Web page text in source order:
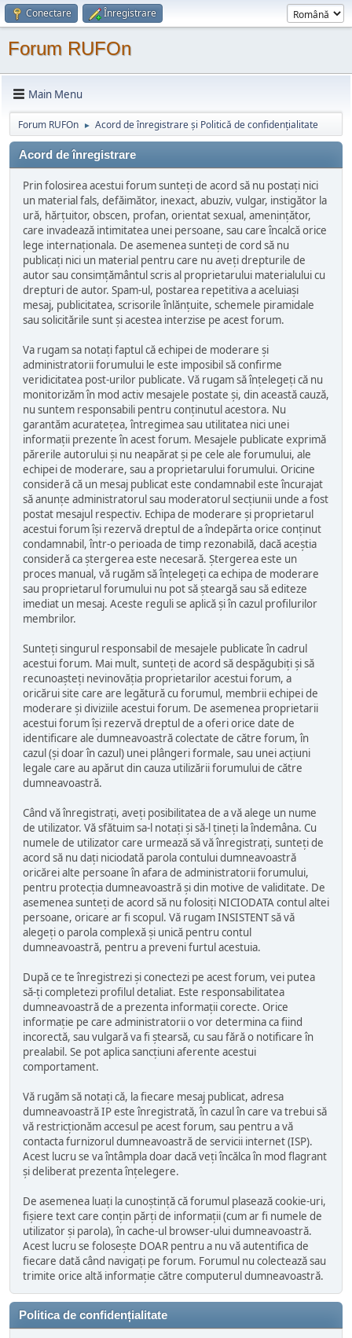
Conectare Înregistrare
Forum RUFOn
Main Menu
Forum RUFOn ► Acord de înregistrare și Politică de confidențialitate
Acord de înregistrare
Prin folosirea acestui forum sunteți de acord să nu postați nici
un material fals, defăimător, inexact, abuziv, vulgar, instigător la
ură, hărțuitor, obscen, profan, orientat sexual, amenințător,
care invadează intimitatea unei persoane, sau care încalcă orice
lege internaționala. De asemenea sunteți de cord să nu
publicați nici un material pentru care nu aveți drepturile de
autor sau consimțământul scris al proprietarului materialului cu
drepturi de autor. Spam-ul, postarea repetitiva a aceluiași
mesaj, publicitatea, scrisorile înlănțuite, schemele piramidale
sau solicitările sunt și acestea interzise pe acest forum.
Va rugam sa notați faptul că echipei de moderare și
administratorii forumului le este imposibil să confirme
veridicitatea post-urilor publicate. Vă rugam să înțelegeți că nu
monitorizăm în mod activ mesajele postate și, din această cauză,
nu suntem responsabili pentru conținutul acestora. Nu
garantăm acuratețea, întregimea sau utilitatea nici unei
informații prezente în acest forum. Mesajele publicate exprimă
părerile autorului și nu neapărat și pe cele ale forumului, ale
echipei de moderare, sau a proprietarului forumului. Oricine
consideră că un mesaj publicat este condamnabil este încurajat
să anunțe administratorul sau moderatorul secțiunii unde a fost
postat mesajul respectiv. Echipa de moderare și proprietarul
acestui forum își rezervă dreptul de a îndepărta orice conținut
condamnabil, într-o perioada de timp rezonabilă, dacă aceștia
consideră ca ștergerea este necesară. Ștergerea este un
proces manual, vă rugăm să înțelegeți ca echipa de moderare
sau proprietarul forumului nu pot să șteargă sau să editeze
imediat un mesaj. Aceste reguli se aplică și în cazul profilurilor
membrilor.
Sunteți singurul responsabil de mesajele publicate în cadrul
acestui forum. Mai mult, sunteți de acord să despăgubiți și să
recunoașteți nevinovăția proprietarilor acestui forum, a
oricărui site care are legătură cu forumul, membrii echipei de
moderare și diviziile acestui forum. De asemenea proprietarii
acestui forum își rezervă dreptul de a oferi orice date de
identificare ale dumneavoastră colectate de către forum, în
cazul (și doar în cazul) unei plângeri formale, sau unei acțiuni
legale care au apărut din cauza utilizării forumului de către
dumneavoastră.
Când vă înregistrați, aveți posibilitatea de a vă alege un nume
de utilizator. Vă sfătuim sa-l notați și să-l țineți la îndemâna. Cu
numele de utilizator care urmează să vă înregistrați, sunteți de
acord să nu dați niciodată parola contului dumneavoastră
oricărei alte persoane în afara de administratorii forumului,
pentru protecția dumneavoastră și din motive de validitate. De
asemenea sunteți de acord să nu folosiți NICIODATA contul altei
persoane, oricare ar fi scopul. Vă rugam INSISTENT să vă
alegeți o parola complexă și unică pentru contul
dumneavoastră, pentru a preveni furtul acestuia.
După ce te înregistrezi și conectezi pe acest forum, vei putea
să-ți completezi profilul detaliat. Este responsabilitatea
dumneavoastră de a prezenta informații corecte. Orice
informație pe care administratorii o vor determina ca fiind
incorectă, sau vulgară va fi ștearsă, cu sau fără o notificare în
prealabil. Se pot aplica sancțiuni aferente acestui
comportament.
Vă rugăm să notați că, la fiecare mesaj publicat, adresa
dumneavoastră IP este înregistrată, în cazul în care va trebui să
vă restricționăm accesul pe acest forum, sau pentru a vă
contacta furnizorul dumneavoastră de servicii internet (ISP).
Acest lucru se va întâmpla doar dacă veți încălca în mod flagrant
și deliberat prezenta înțelegere.
De asemenea luați la cunoștință că forumul plasează cookie-uri,
fișiere text care conțin părți de informații (cum ar fi numele de
utilizator și parola), în cache-ul browser-ului dumneavoastră.
Acest lucru se folosește DOAR pentru a nu vă autentifica de
fiecare dată când navigați pe forum. Forumul nu colectează sau
trimite orice altă informație către computerul dumneavoastră.
Politica de confidențialitate